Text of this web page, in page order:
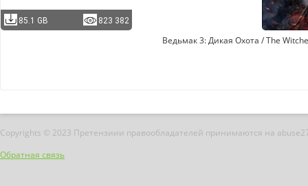
85.1 GB 823 382
Ведьмак 3: Дикая Охота / The
Copyrights © 2023 Претензиии правообладателей принимаются на
Обратная связь